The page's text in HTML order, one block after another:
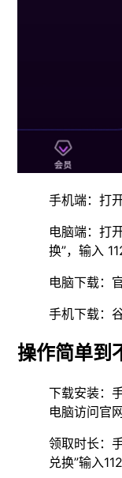
手机端：打
电脑端：打
换”，输入
电脑下载：
手机下载：
操作简单到
下载安装：
电脑访问官
领取时长：
兑换”输入